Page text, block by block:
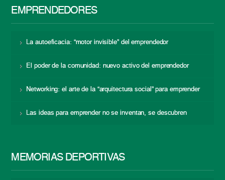
EMPRENDEDORES
La autoeficacia: “motor invisible” del emprendedor
El poder de la comunidad: nuevo activo del emprendedor
Networking: el arte de la “arquitectura social” para emprender
Las ideas para emprender no se inventan, se descubren
MEMORIAS DEPORTIVAS